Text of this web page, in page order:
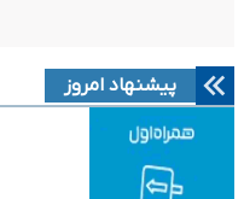
پیشنهاد امروز